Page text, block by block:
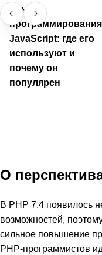
Язык
программирования
JavaScript: где его
используют и
почему он
популярен
О
В PHP 7.4 появилось
возможностей,
сильное повышение
PHP-программистов